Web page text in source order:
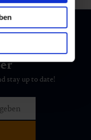
stay up to date!